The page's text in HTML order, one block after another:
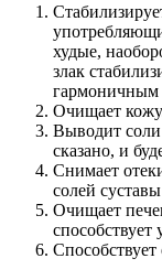
худые,
злак
гармоничным
Очищает
Выводит соли
сказано, и
Снимает
солей
Очищает
способствует